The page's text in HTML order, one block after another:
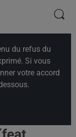
du refus du
Si vous
votre accord